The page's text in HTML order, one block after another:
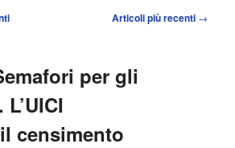
Articoli più recenti →
per gli
censimento